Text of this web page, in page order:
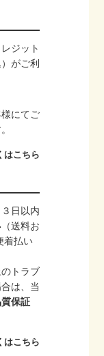
ジット
がご利
にてご
はこちら
日以内
送料お
着払い
トラブ
は、当
質保証
はこちら